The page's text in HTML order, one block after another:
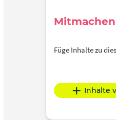
Füge Inhalte zu
Inhalte